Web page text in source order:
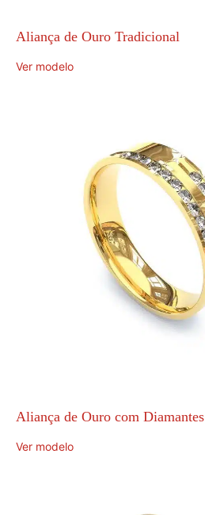
Aliança de Ouro Tradicional
Ver modelo
Aliança de Ouro com Diamantes
Ver modelo